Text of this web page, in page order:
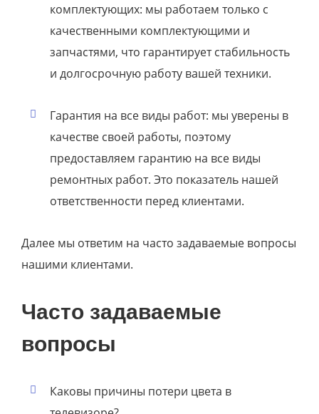
комплектующих: мы работаем только с
качественными комплектующими и
запчастями, что гарантирует стабильность
и долгосрочную работу вашей техники.
Гарантия на все виды работ: мы уверены в
качестве своей работы, поэтому
предоставляем гарантию на все виды
ремонтных работ. Это показатель нашей
ответственности перед клиентами.
Далее мы ответим на часто задаваемые вопросы
нашими клиентами.
Часто задаваемые
вопросы
Каковы причины потери цвета в